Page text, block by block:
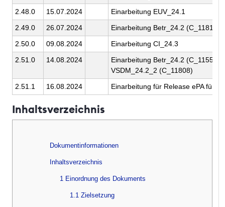
2.48.0
15.07.2024
Einarbeitung EUV_24.1
2.49.0
26.07.2024
Einarbeitung Betr_24.2 (C_11812)
2.50.0
09.08.2024
Einarbeitung CI_24.3
2.51.0
14.08.2024
Einarbeitung Betr_24.2 (C_11554)
VSDM_24.2_2 (C_11808)
2.51.1
16.08.2024 Einarbeitung für Release ePA für
Inhaltsverzeichnis
Dokumentinformationen
Inhaltsverzeichnis
1 Einordnung des Dokuments
1.1 Zielsetzung